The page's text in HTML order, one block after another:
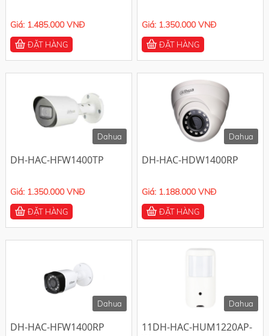
Giá: 1.485.000 VNĐ
ĐẶT HÀNG
Giá: 1.350.000 VNĐ
ĐẶT HÀNG
Dahua
DH-HAC-HFW1400TP
Giá: 1.350.000 VNĐ
ĐẶT HÀNG
Dahua
DH-HAC-HDW1400RP
Giá: 1.188.000 VNĐ
ĐẶT HÀNG
Dahua
DH-HAC-HFW1400RP
Dahua
11DH-HAC-HUM1220AP-